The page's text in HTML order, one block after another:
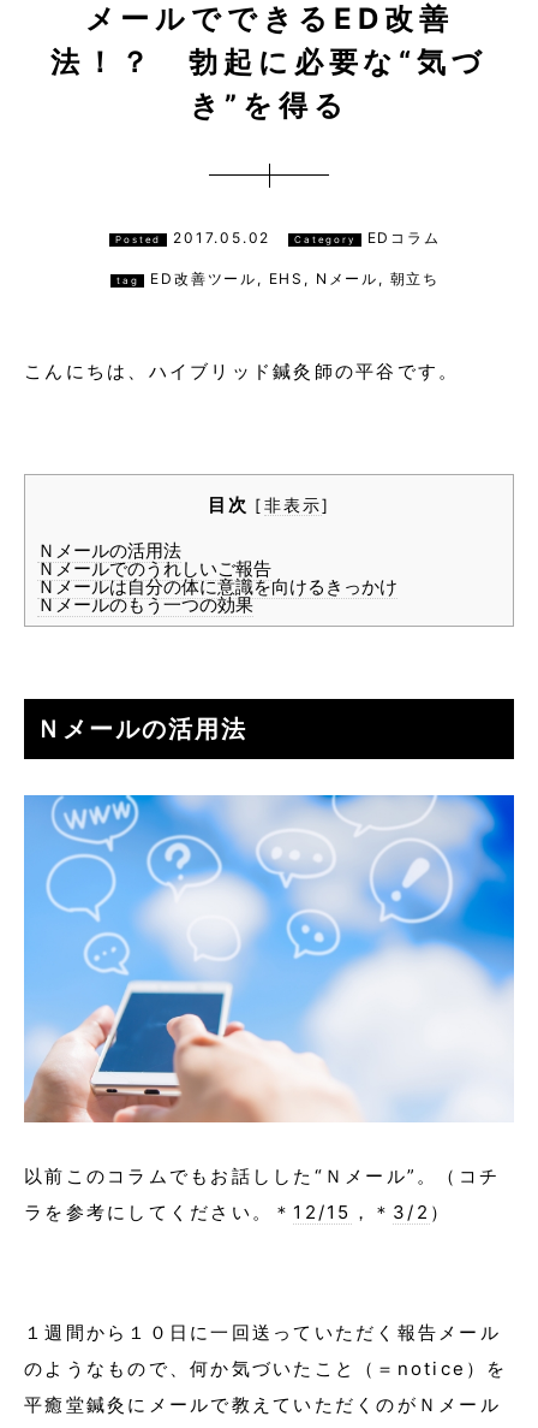
メールでできるED改善
法！？ 勃起に必要な“気づ
き”を得る
Posted 2017.05.02 Category EDコラム
tag ED改善ツール , EHS , Nメール , 朝立ち
こんにちは、ハイブリッド鍼灸師の平谷です。
目次 [非表示]
Ｎメールの活用法
Ｎメールでのうれしいご報告
Ｎメールは自分の体に意識を向けるきっかけ
Ｎメールのもう一つの効果
Ｎメールの活用法
以前このコラムでもお話しした“Ｎメール”。（コチ
ラを参考にしてください。＊ 12/15 ，＊ 3/2 ）
１週間から１０日に一回送っていただく報告メール
のようなもので、何か気づいたこと（＝notice）を
平癒堂鍼灸にメールで教えていただくのがＮメール